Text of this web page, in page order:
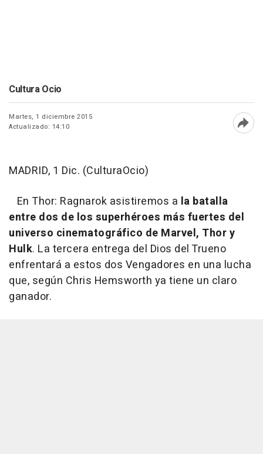
Cultura Ocio
Martes, 1 diciembre 2015
Actualizado: 14:10
MADRID, 1 Dic. (CulturaOcio)
En Thor: Ragnarok asistiremos a la batalla
entre dos de los superhéroes más fuertes del
universo cinematográfico de Marvel, Thor y
Hulk. La tercera entrega del Dios del Trueno
enfrentará a estos dos Vengadores en una lucha
que, según Chris Hemsworth ya tiene un claro
ganador.